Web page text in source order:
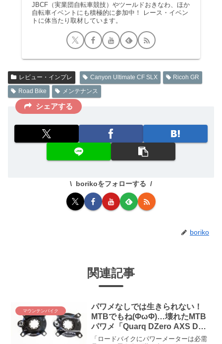
JBCF（実業団自転車競技）やツールドおきなわ、ほか
自転車イベントにも積極的に参加中！ レース・イベン
トに体当たり取材しています。
レビュー・インプレ Canyon Ultimate CF SLX
Ricoh GR
Road Bike
メンテナンス
シェアする
borikoをフォローする
boriko
関連記事
マウンテンバイク
パワメなしでは生きられない！
MTBでもね(ΦωΦ)…壊れたMTB
パワメ「Quarq DZero AXS DUB
XX1パワーメーター」を新調しま
「ロードバイクにパワーメーターは必需